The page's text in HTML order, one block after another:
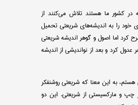
در کشور ما هستند تلاش می‌کنند از
خود را به اندیشه‌های شریعتی تحمیل
کرد اما اصول و گوهر اندیشه شریعتی
کرد و بعد از نواندیشی از اندیشه
به این معنا که شریعتی روشنفکر
و مارکسیستی از شریعتی. این دو